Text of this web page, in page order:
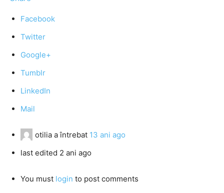
Facebook
Twitter
Google+
Tumblr
LinkedIn
Mail
otilia a întrebat 13 ani ago
last edited 2 ani ago
You must login to post comments